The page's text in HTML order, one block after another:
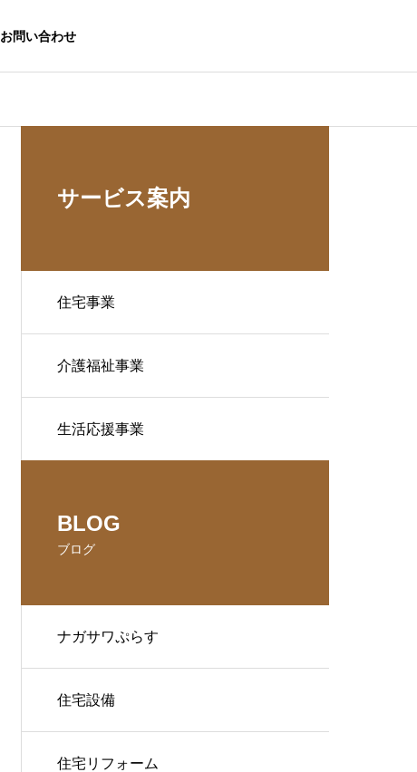
お問い合わせ
サービス案内
住宅事業
介護福祉事業
生活応援事業
BLOG
ブログ
ナガサワぷらす
住宅設備
住宅リフォーム